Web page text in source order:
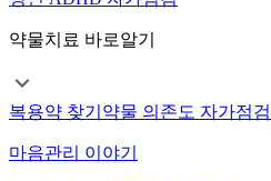
약물치료 바로알기
복용약 찾기 약물 의존도 자가점검
마음관리 이야기